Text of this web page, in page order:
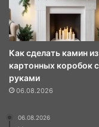
Как сделать камин из
картонных коробок
руками
06.08.2026
06.08.2026